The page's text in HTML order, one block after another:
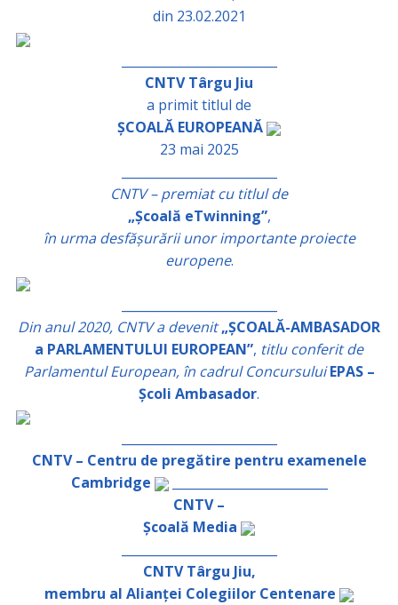
din 23.02.2021
CNTV Târgu Jiu
a primit titlul de
ȘCOALĂ EUROPEANĂ
23 mai 2025
CNTV – premiat cu titlul de
„Școală eTwinning”,
în urma desfășurării unor importante proiecte
europene.
Din anul 2020, CNTV a devenit „ȘCOALĂ-AMBASADOR
a PARLAMENTULUI EUROPEAN”, titlu conferit de
Parlamentul European, în cadrul Concursului EPAS –
Școli Ambasador.
CNTV – Centru de pregătire pentru examenele
Cambridge
_________________________
CNTV –
Școală Media
CNTV Târgu Jiu,
membru al Alianței Colegiilor Centenare